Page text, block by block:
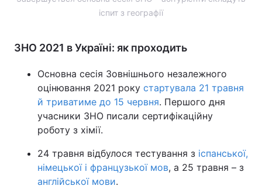
іспит з географії
ЗНО 2021 в Україні: як проходить
Основна сесія Зовнішнього незалежного
оцінювання 2021 року стартувала 21 травня
й триватиме до 15 червня. Першого дня
учасники ЗНО писали сертифікаційну
роботу з хімії.
24 травня відбулося тестування з іспанської,
німецької і французької мов, а 25 травня – з
англійської мови.